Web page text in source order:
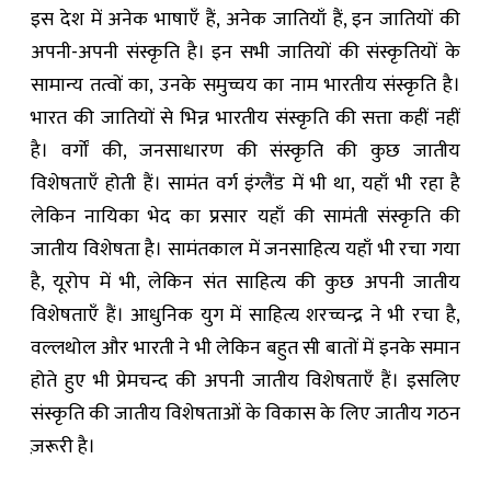
इस देश में अनेक भाषाएँ हैं, अनेक जातियाँ हैं, इन जातियों की
अपनी-अपनी संस्कृति है। इन सभी जातियों की संस्कृतियों के
सामान्य तत्वों का, उनके समुच्चय का नाम भारतीय संस्कृति है।
भारत की जातियों से भिन्न भारतीय संस्कृति की सत्ता कहीं नहीं
है। वर्गों की, जनसाधारण की संस्कृति की कुछ जातीय
विशेषताएँ होती हैं। सामंत वर्ग इंग्लैंड में भी था, यहाँ भी रहा है
लेकिन नायिका भेद का प्रसार यहाँ की सामंती संस्कृति की
जातीय विशेषता है। सामंतकाल में जनसाहित्य यहाँ भी रचा गया
है, यूरोप में भी, लेकिन संत साहित्य की कुछ अपनी जातीय
विशेषताएँ हैं। आधुनिक युग में साहित्य शरच्चन्द्र ने भी रचा है,
वल्लथोल और भारती ने भी लेकिन बहुत सी बातों में इनके समान
होते हुए भी प्रेमचन्द की अपनी जातीय विशेषताएँ हैं। इसलिए
संस्कृति की जातीय विशेषताओं के विकास के लिए जातीय गठन
ज़रूरी है।